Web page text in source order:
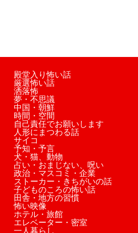
殿堂入り怖い話
厳選怖い話
洒落怖
夢・不思議
中国・朝鮮
時間・空間
自己責任でお願いします
人形にまつわる話
サイコ
予知・予言
犬・猫、動物
占い・おまじない、呪い
政治・マスコミ・企業
ストーカー・きちがいの話
子どものころの怖い話
田舎・地方の習慣
怖い映像
ホテル・旅館
エレベーター・密室
一人暮らし